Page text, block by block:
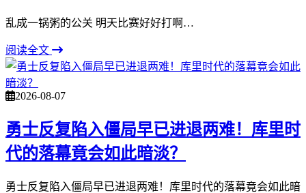
乱成一锅粥的公关 明天比赛好好打啊…
阅读全文
2026-08-07
勇士反复陷入僵局早已进退两难！库里时
代的落幕竟会如此暗淡？
勇士反复陷入僵局早已进退两难！库里时代的落幕竟会如此暗